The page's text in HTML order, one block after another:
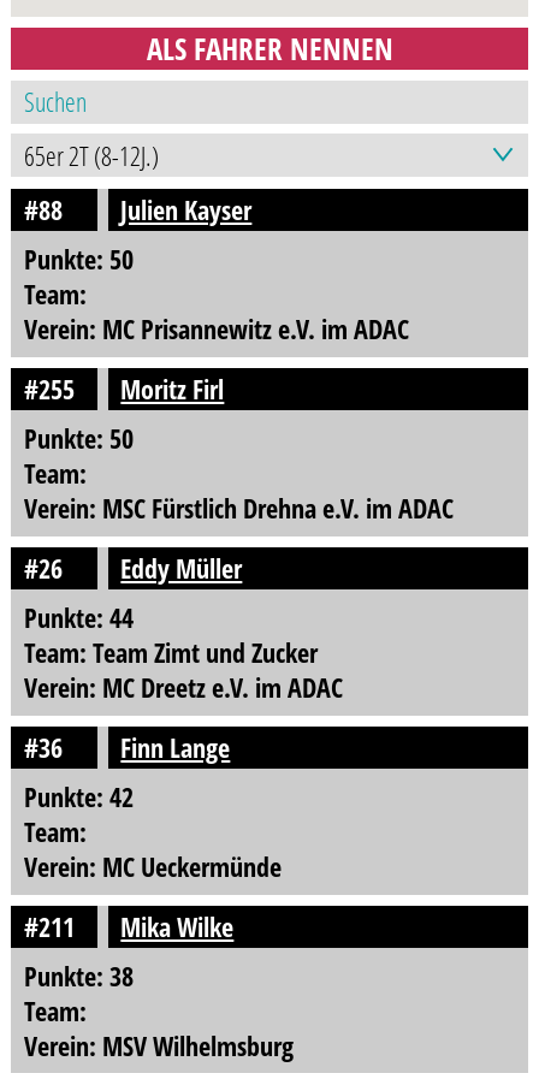
ALS FAHRER NENNEN
#88
Julien Kayser
Punkte: 50
Team:
Verein: MC Prisannewitz e.V. im ADAC
#255
Moritz Firl
Punkte: 50
Team:
Verein: MSC Fürstlich Drehna e.V. im ADAC
#26
Eddy Müller
Punkte: 44
Team: Team Zimt und Zucker
Verein: MC Dreetz e.V. im ADAC
#36
Finn Lange
Punkte: 42
Team:
Verein: MC Ueckermünde
#211
Mika Wilke
Punkte: 38
Team:
Verein: MSV Wilhelmsburg